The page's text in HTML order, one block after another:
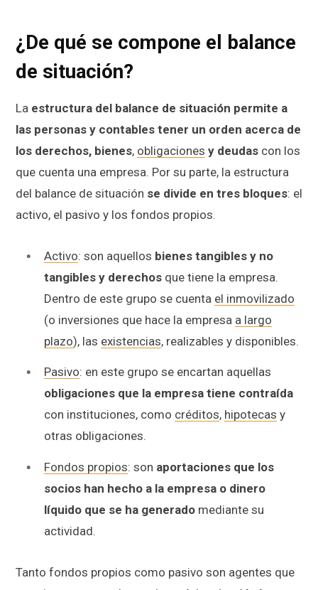
¿De qué se compone el balance
de situación?
La estructura del balance de situación permite a
las personas y contables tener un orden acerca de
los derechos, bienes, obligaciones y deudas con los
que cuenta una empresa. Por su parte, la estructura
del balance de situación se divide en tres bloques: el
activo, el pasivo y los fondos propios.
Activo: son aquellos bienes tangibles y no
tangibles y derechos que tiene la empresa.
Dentro de este grupo se cuenta el inmovilizado
(o inversiones que hace la empresa a largo
plazo), las existencias, realizables y disponibles.
Pasivo: en este grupo se encartan aquellas
obligaciones que la empresa tiene contraída
con instituciones, como créditos, hipotecas y
otras obligaciones.
Fondos propios: son aportaciones que los
socios han hecho a la empresa o dinero
líquido que se ha generado mediante su
actividad.
Tanto fondos propios como pasivo son agentes que